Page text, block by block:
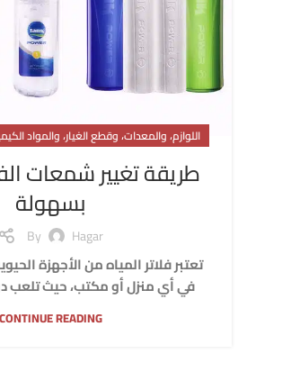
اللوازم، والمعدات، وقطع الغيار، والمواد
بسهولة
By Hagar
تعتبر فلاتر المياه من الأجهزة
في أي منزل أو مكتب، حيث تلعب
CONTINUE READING